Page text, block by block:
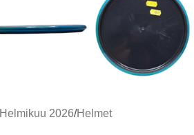
2026/Helmet